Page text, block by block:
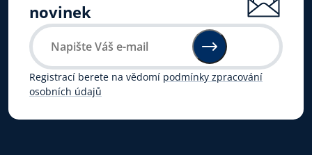
novinek
Registrací berete na vědomí podmínky zpracování
osobních údajů